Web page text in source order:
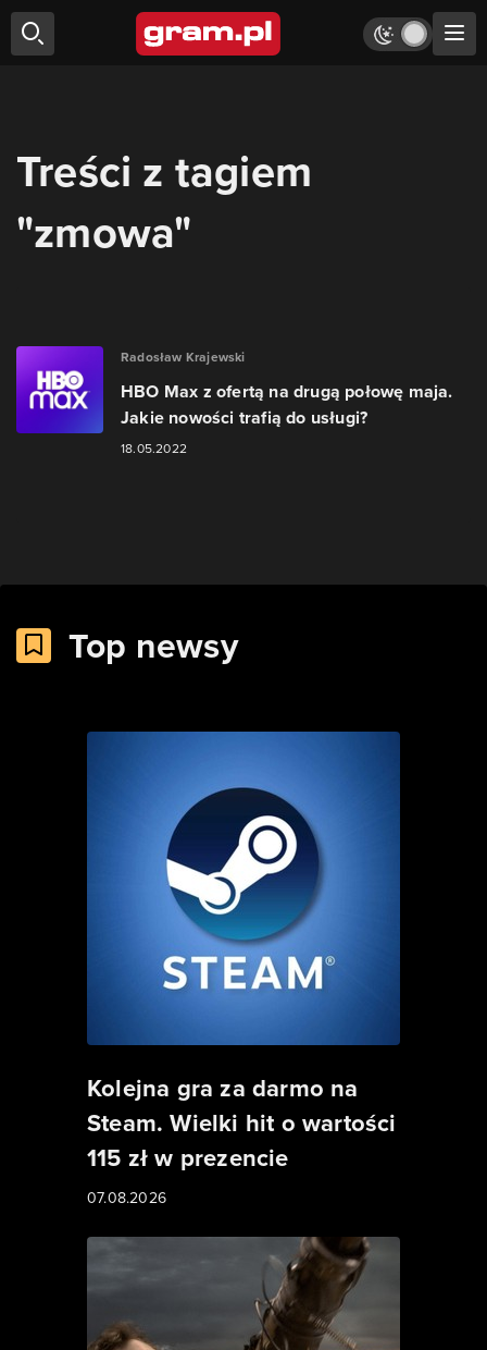
Treści z tagiem
"zmowa"
Radosław Krajewski
HBO Max z ofertą na drugą połowę maja.
Jakie nowości trafią do usługi?
18.05.2022
Top newsy
Kolejna gra za darmo na
Steam. Wielki hit o wartości
115 zł w prezencie
07.08.2026